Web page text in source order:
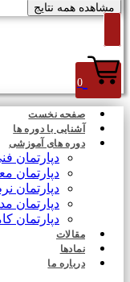
مشاهده همه نتایج
0
صفحه نخست
آشنایی با دوره ها
دوره های آموزشی
دپارتمان
دپارتمان
دپارتمان
دپارتمان
دپارتمان
مقالات
نمادها
درباره ما